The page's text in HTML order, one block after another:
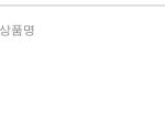
상품명